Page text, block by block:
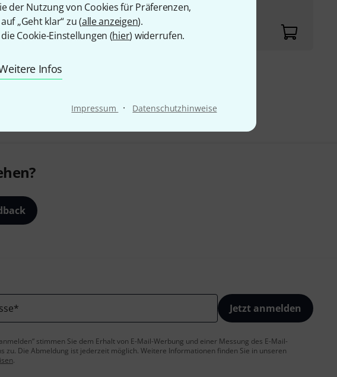
der Nutzung von Cookies für Präferenzen,
„Geht klar“ zu (alle anzeigen).
Cookie-Einstellungen (hier) widerrufen.
Infos
Impressum · Datenschutzhinweise
Versand ab 29 €
* Jetzt anmelden
stimmen Sie dem Erhalt von E-Mail-Werbung und einer Messung des E-Mail-
zu. Die Abmeldung ist jederzeit möglich. Weitere Informationen finden Sie in unseren
.